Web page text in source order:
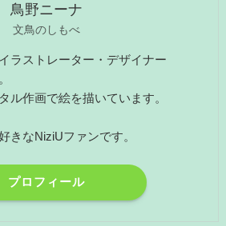
鳥野ニーナ
文鳥のしもべ
ラストレーター・デザイナー
ル作画で絵を描いています。
きなNiziUファンです。
プロフィール